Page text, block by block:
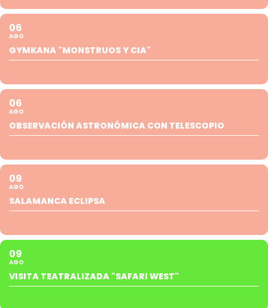
06
AGO
GYMKANA "MONSTRUOS Y CIA"
06
AGO
OBSERVACIÓN ASTRONÓMICA CON TELESCOPIO
09
AGO
SALAMANCA ECLIPSA
09
AGO
VISITA TEATRALIZADA "SAFARI WEST"